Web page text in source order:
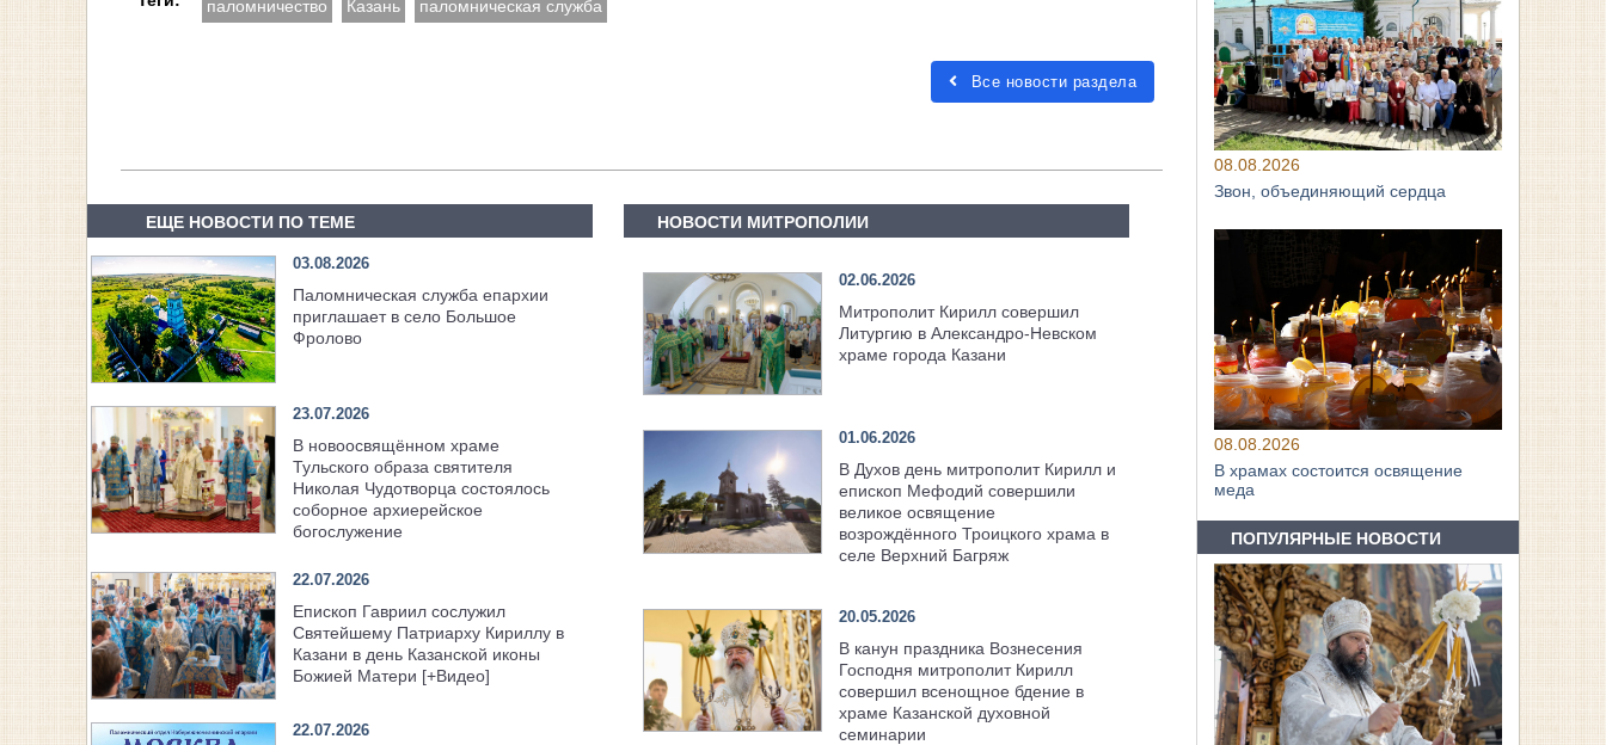
паломничество Казань паломническая служба
Все новости раздела
ЕЩЕ НОВОСТИ ПО ТЕМЕ
03.08.2026
Паломническая служба епархии
приглашает в село Большое
Фролово
23.07.2026
В новоосвящённом храме
Тульского образа святителя
Николая Чудотворца состоялось
соборное архиерейское
богослужение
22.07.2026
Епископ Гавриил сослужил
Святейшему Патриарху Кириллу в
Казани в день Казанской иконы
Божией Матери [+Видео]
22.07.2026
НОВОСТИ МИТРОПОЛИИ
02.06.2026
Митрополит Кирилл совершил
Литургию в Александро-Невском
храме города Казани
01.06.2026
В Духов день митрополит Кирилл и
епископ Мефодий совершили
великое освящение
возрождённого Троицкого храма в
селе Верхний Багряж
20.05.2026
В канун праздника Вознесения
Господня митрополит Кирилл
совершил всенощное бдение в
храме Казанской духовной
семинарии
08.08.2026
Звон, объединяющий сердца
08.08.2026
В храмах состоится освящение
меда
ПОПУЛЯРНЫЕ НОВОСТИ